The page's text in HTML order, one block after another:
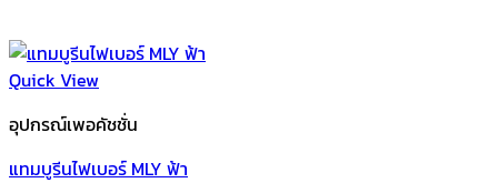
Quick View
อุปกรณ์เพอคัชชั่น
แทมบูรีนไฟเบอร์ MLY ฟ้า